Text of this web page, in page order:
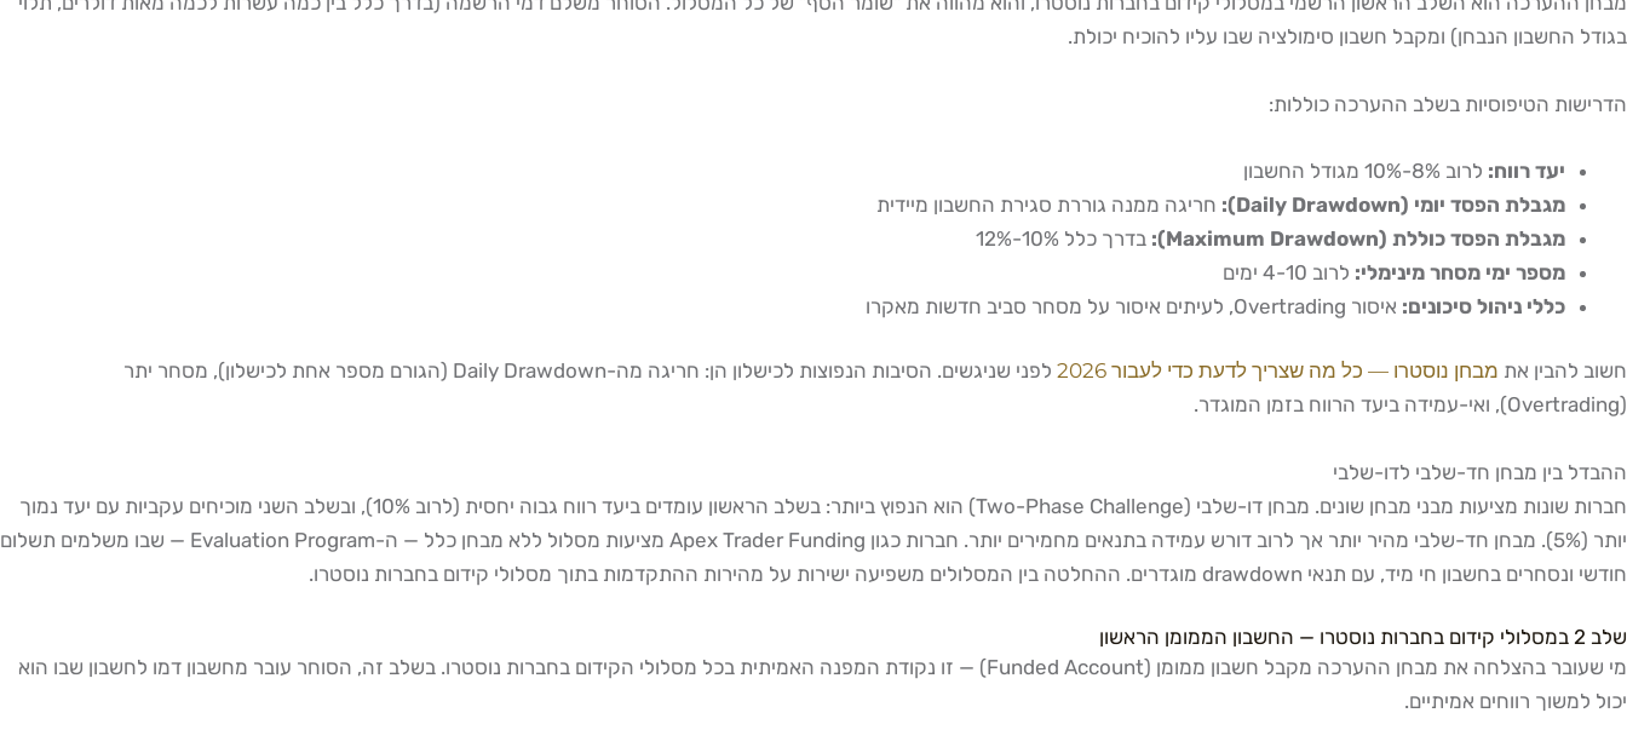
בגודל החשבון הנבחן) ומקבל חשבון סימולציה שבו עליו להוכיח יכולת.
הדרישות הטיפוסיות בשלב ההערכה כוללות:
יעד רווח: לרוב 8%-10% מגודל החשבון
מגבלת הפסד יומי (Daily Drawdown):
חריגה ממנה גוררת סגירת החשבון מיידית
מגבלת הפסד כוללת (Maximum Drawdown):
בדרך כלל 10%-12%
מספר ימי מסחר מינימלי: לרוב 4-10 ימים
כללי ניהול סיכונים: איסור Overtrading, לעיתים איסור על מסחר סביב חדשות מאקרו
חשוב להבין את מבחן נוסטרו — כל מה שצריך לדעת כדי לעבור 2026
לפני שניגשים. הסיבות הנפוצות לכישלון הן: חריגה מה-Daily Drawdown (הגורם מספר אחת לכישלון), מסחר יתר
(Overtrading), ואי-עמידה ביעד הרווח בזמן המוגדר.
ההבדל בין מבחן חד-שלבי לדו-שלבי
חברות שונות מציעות מבני מבחן שונים. מבחן דו-שלבי (Two-Phase Challenge) הוא הנפוץ ביותר: בשלב הראשון עומדים ביעד רווח גבוה יחסית (לרוב 10%), ובשלב השני מוכיחים עקביות עם יעד נמוך
יותר (5%). מבחן חד-שלבי מהיר יותר אך לרוב דורש עמידה בתנאים מחמירים יותר. חברות כגון Apex Trader Funding מציעות מסלול ללא מבחן כלל — ה-Evaluation Program — שבו משלמים תשלום
חודשי ונסחרים בחשבון חי מיד, עם תנאי drawdown מוגדרים. ההחלטה בין המסלולים משפיעה ישירות על מהירות ההתקדמות בתוך מסלולי קידום בחברות נוסטרו.
שלב 2 במסלולי קידום בחברות נוסטרו — החשבון הממומן הראשון
מי שעובר בהצלחה את מבחן ההערכה מקבל חשבון ממומן (Funded Account) — זו נקודת המפנה האמיתית בכל מסלולי הקידום בחברות נוסטרו. בשלב זה, הסוחר עובר מחשבון דמו לחשבון שבו הוא
יכול למשוך רווחים אמיתיים.